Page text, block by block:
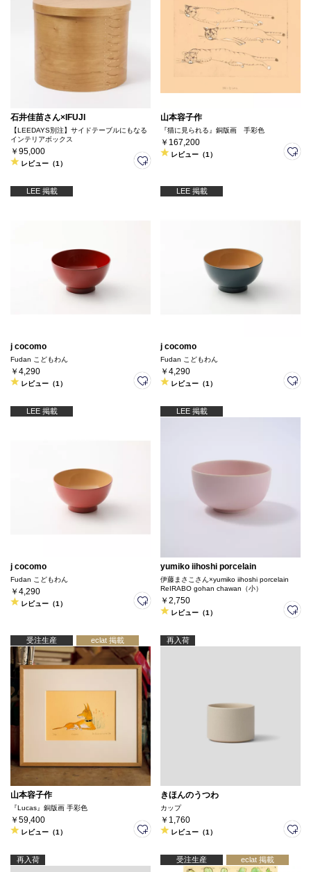
石井佳苗さん×IFUJI
【LEEDAYS別注】サイドテーブルにもなる
インテリアボックス
￥95,000
レビュー（1）
山本容子作
『猫に見られる』銅版画 手彩色
￥167,200
レビュー（1）
LEE 掲載
j cocomo
Fudan こどもわん
￥4,290
レビュー（1）
LEE 掲載
j cocomo
Fudan こどもわん
￥4,290
レビュー（1）
LEE 掲載
j cocomo
Fudan こどもわん
￥4,290
レビュー（1）
LEE 掲載
yumiko iihoshi porcelain
伊藤まさこさん×yumiko iihoshi porcelain
ReIRABO gohan chawan（小）
￥2,750
レビュー（1）
受注生産 eclat 掲載
山本容子作
『Lucas』銅版画 手彩色
￥59,400
レビュー（1）
再入荷
きほんのうつわ
カップ
￥1,760
レビュー（1）
再入荷 受注生産 eclat 掲載